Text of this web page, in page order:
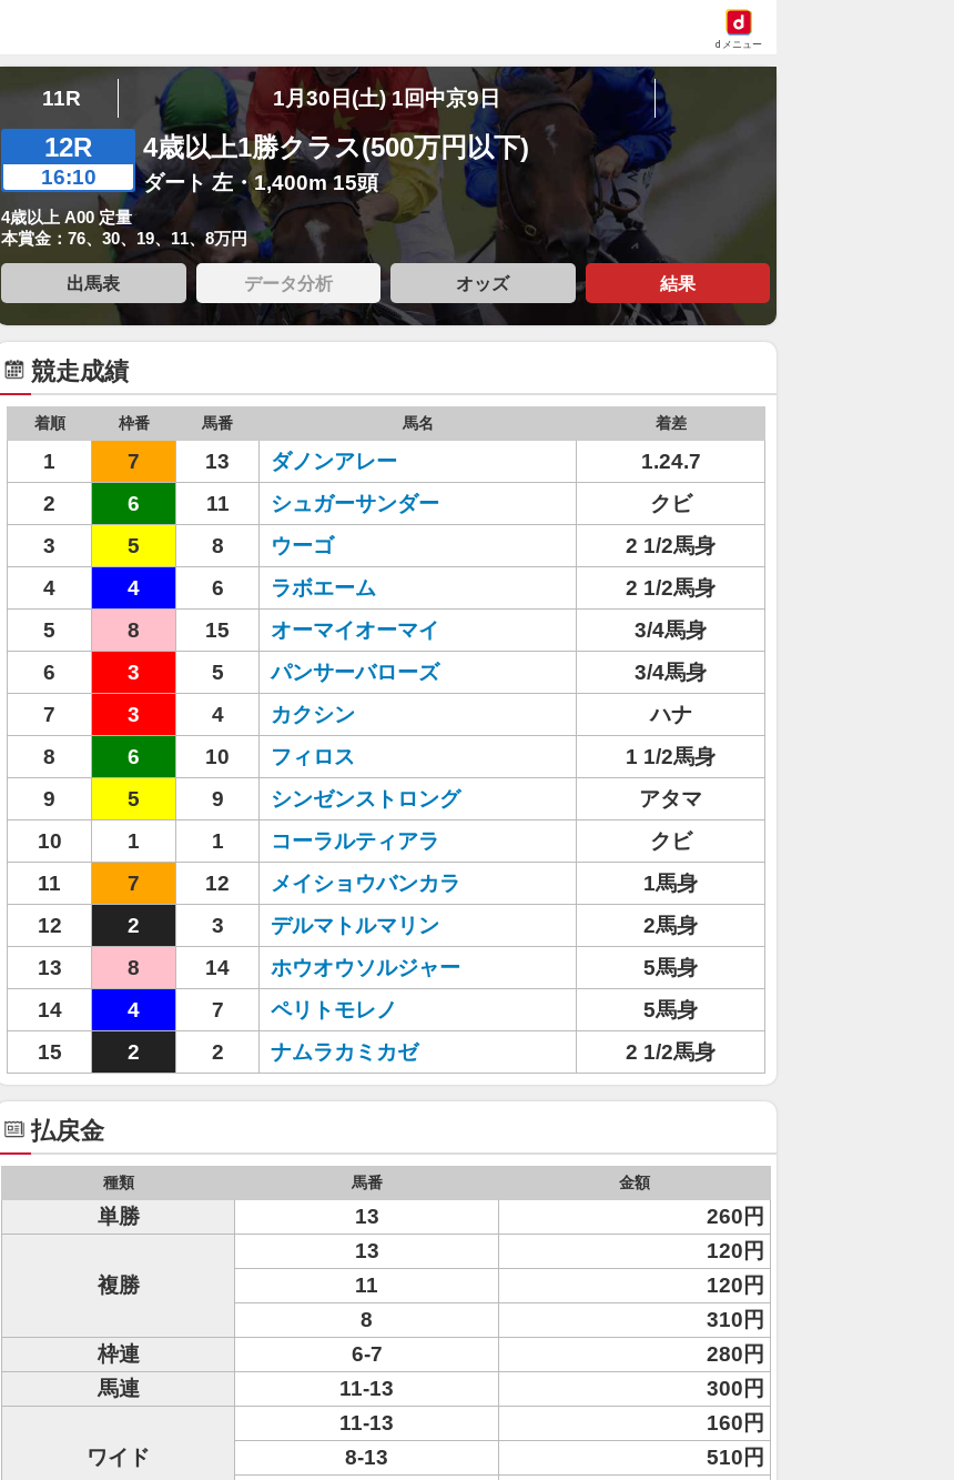
dメニュー
11R 1月30日(土) 1回中京9日
12R
16:10
4歳以上1勝クラス(500万円以下)
ダート 左・1,400m 15頭
4歳以上 A00 定量
本賞金：76、30、19、11、8万円
出馬表 データ分析 オッズ 結果
競走成績
着順 枠番 馬番 馬名 着差
1 7 13 ダノンアレー
1.24.7
2
6 11 シュガーサンダー
クビ
3
5 8 ウーゴ
2 1/2馬身
4
4 6 ラボエーム
2 1/2馬身
5
8 15 オーマイオーマイ
3/4馬身
6
3 5 パンサーバローズ
3/4馬身
7
3 4 カクシン
ハナ
8
6 10 フィロス
1 1/2馬身
9
5 9 シンゼンストロング
アタマ
10
1 1 コーラルティアラ
クビ
11
7 12 メイショウバンカラ
1馬身
12
2 3 デルマトルマリン
2馬身
13
8 14 ホウオウソルジャー
5馬身
14
4 7 ペリトモレノ
5馬身
15
2 2 ナムラカミカゼ 2 1/2馬身
払戻金
種類 馬番 金額
単勝 13 260円
複勝
13
120円
11
120円
8
310円
枠連
6-7
280円
馬連
11-13 300円
ワイド
11-13
160円
8-13
510円